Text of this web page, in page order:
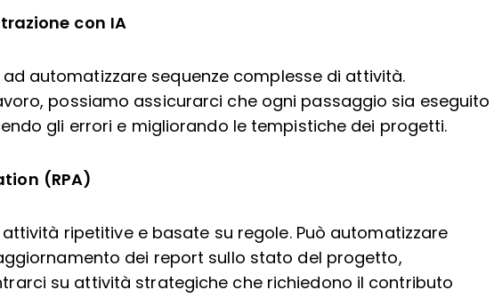
con IA
automatizzare sequenze complesse di attività.
possiamo assicurarci che ogni passaggio sia eseguito
gli errori e migliorando le tempistiche dei progetti.
(RPA)
attività ripetitive e basate su regole. Può automatizzare
dei report sullo stato del progetto,
su attività strategiche che richiedono il contributo